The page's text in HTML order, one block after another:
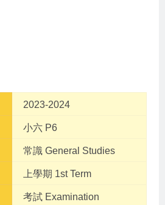
2023-2024
小六 P6
常識 General Studies
上學期 1st Term
考試 Examination